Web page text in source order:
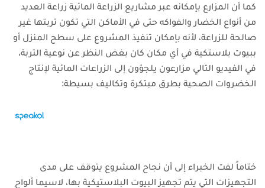
كما أن المزارع بإمكانه عبر مشاريع الزراعة المائية زراعة العديد
من أنواع الخضار والفواكه حتى في الأماكن التي تكون تربتها غير
صالحة للزراعة، لأنه بإمكان تنفيذ المشروع على سطح المنزل أو
ببيوت بلاستكية في أي مكان كان بغض النظر عن نوعية التربة،
في الفيديو التالي مزارعون يلجؤون إلى الزراعات المائية لإنتاج
الخضروات الصحية بطرق مبتكرة وتكاليف بسيطة:
ختاماً لفت الخبراء إلى أن نجاح المشروع يتوقف على مدى
التجهيزات التي يتم تجهيز البيوت البلاستيكية بها، لاسيما ألواح